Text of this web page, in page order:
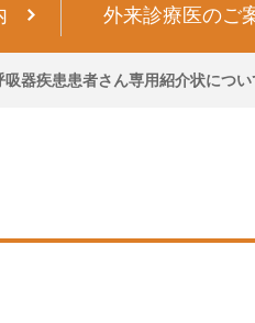
外来診療医のご
吸器疾患患者さん専用紹介状につい